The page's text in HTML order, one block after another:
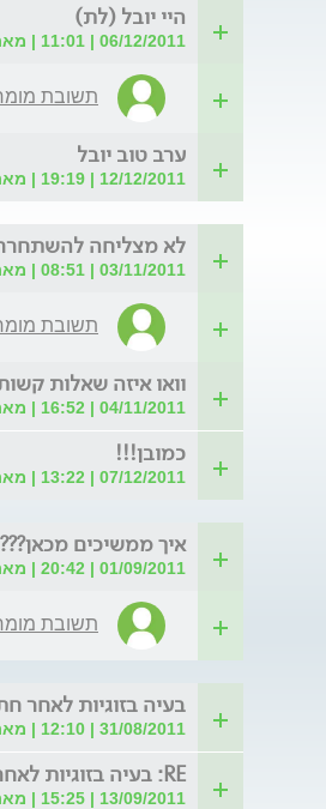
היי יובל (לת)
06/12/2011 | 11:01 | מאת: מישהי שכתבה ב2007
תשובת
ערב טוב יובל
12/12/2011 | 19:19 | מאת: מישהי שכתבה ב2007
לא מצליחה
03/11/2011 | 08:51 | מאת: אבג
תשובת
וואו איזה שאלות
04/11/2011 | 16:52 | מאת: אבג
כמובן!!!
07/12/2011 | 13:22 | מאת: מכון פתרונות
איך ממשיכים
01/09/2011 | 20:42 | מאת: אסתר
תשובת
בעיה בזוגיות לאחר
31/08/2011 | 12:10 | מאת: מורן
RE: בעיה בזוגיות לאחר חתונה
13/09/2011 | 15:25 | מאת: עידן